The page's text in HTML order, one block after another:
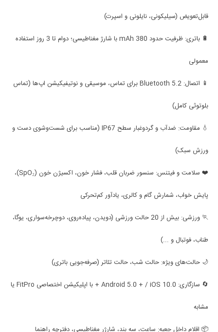
قابل‌تعویض (سیلیکونی، نایلونی و اسپرت)
🔋 باتری: ظرفیت حدود 380 mAh با شارژ مغناطیسی؛ دوام تا 3 روز استفاده
معمولی
📱 اتصال: Bluetooth 5.2 برای تماس، موسیقی و نوتیفیکیشن اپ‌ها (تماس
بلوتوثی کامل)
💧 مقاومت: ضدآب و گردوغبار سطح IP67 (مناسب برای شست‌وشوی دست و
ورزش سبک)
❤️ سلامت و فیتنس: سنسور ضربان قلب، فشار خون، اکسیژن خون (SpO₂)،
پایش خواب، شمارش گام و کالری، یادآور کم‌تحرکی
🏃 ورزشی: بیش از 20 حالت ورزشی (دویدن، پیاده‌روی، دوچرخه‌سواری، یوگا،
طناب، فوتبال و ...)
🌙 حالت‌های ویژه: حالت شب، حالت تئاتر (صرفه‌جویی باتری)
🔄 سازگاری: Android 5.0 + / iOS 10.0 + با اپلیکیشن اختصاصی FitPro یا
مشابه
📦 اقلام داخل جعبه: ساعت، سه بند، شارژر مغناطیسی، دفترچه راهنما